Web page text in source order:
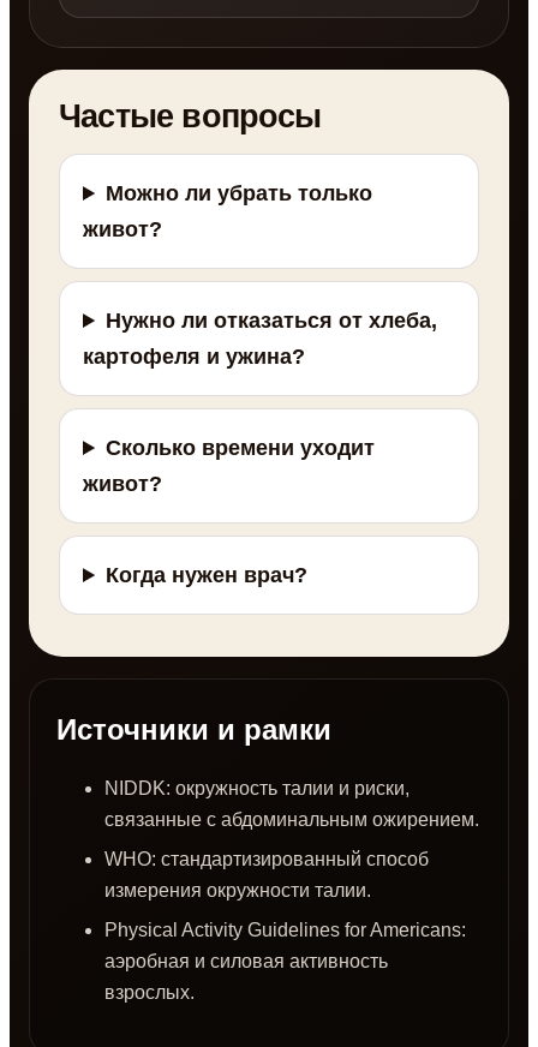
Частые вопросы
Можно ли убрать только
живот?
Нужно ли отказаться от хлеба,
картофеля и ужина?
Сколько времени уходит
живот?
Когда нужен врач?
Источники и рамки
NIDDK: окружность талии и риски,
связанные с абдоминальным ожирением.
WHO: стандартизированный способ
измерения окружности талии.
Physical Activity Guidelines for Americans:
аэробная и силовая активность
взрослых.